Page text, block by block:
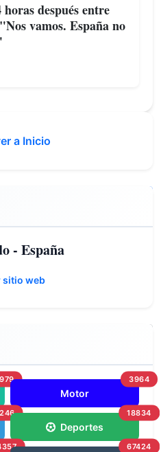
después entre
vamos. España no
a Inicio
- España
sitio web
Motor
3964
Deportes
18834
67424